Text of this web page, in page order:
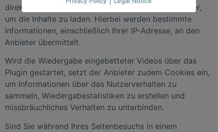
direkte Verbindung zu den Servern des Anbieters her,
um die Inhalte zu laden. Hierbei werden bestimmte
Informationen, einschließlich Ihrer IP-Adresse, an den
Anbieter übermittelt.
Wird die Wiedergabe eingebetteter Videos über das
Plugin gestartet, setzt der Anbieter zudem Cookies ein,
um Informationen über das Nutzerverhalten zu
sammeln, Wiedergabestatistiken zu erstellen und
missbräuchliches Verhalten zu unterbinden.
Sind Sie während Ihres Seitenbesuchs in einem